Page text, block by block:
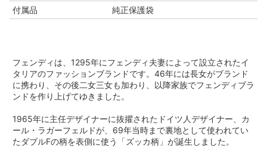
付属品
純正保護袋
フェンディは、1295年にフェンディ夫妻によって設立されたイ
タリアのファッションブランドです。46年には長女がブランド
に携わり、その後二女三女も加わり、以降家族でフェンディブラ
ンドを作り上げてゆきました。
1965年に主任デザイナーに抜擢されたドイツ人デザイナー、カ
ール・ラガーフェルドが、69年当時まで裏地として使われてい
たダブルFの柄を表側に使う「ズッカ柄」が誕生しました。